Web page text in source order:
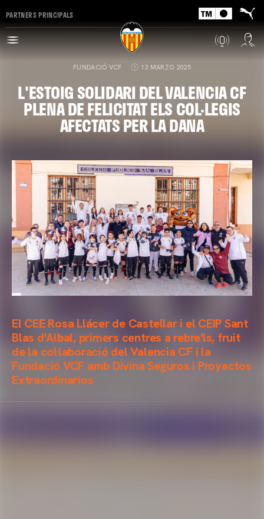
PARTNERS PRINCIPALS
FUNDACIÓ VCF 13 MARZO 2025
L'ESTOIG SOLIDARI DEL VALENCIA CF
PLENA DE FELICITAT ELS COL·LEGIS
AFECTATS PER LA DANA
El CEE Rosa Llácer de Castellar i el CEIP Sant
Blas d'Albal, primers centres a rebre'ls, fruit
de la col·laboració del Valencia CF i la
Fundació VCF amb Divina Seguros i Proyectos
Extraordinarios